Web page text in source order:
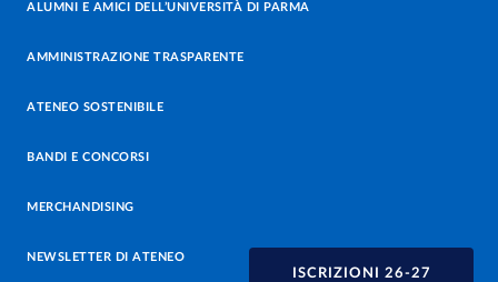
ISCRIZIONI 26-27
ALUMNI E AMICI DELL’UNIVERSITÀ DI PARMA
AMMINISTRAZIONE TRASPARENTE
ATENEO SOSTENIBILE
BANDI E CONCORSI
MERCHANDISING
NEWSLETTER DI ATENEO